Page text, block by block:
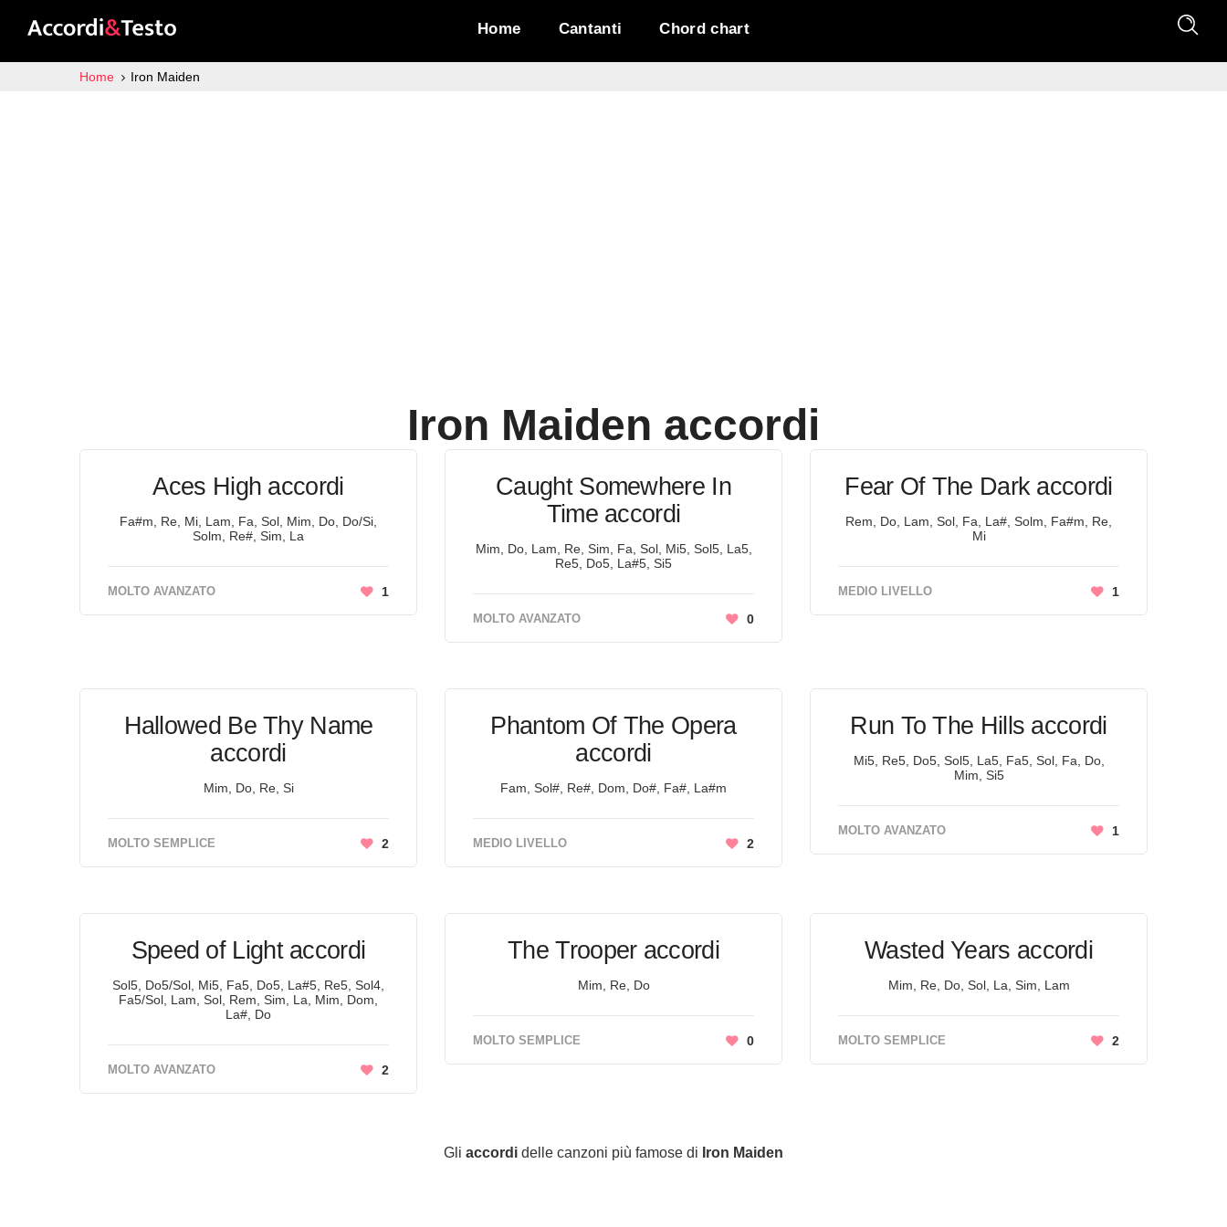
Home Cantanti Chord chart
Home Iron Maiden
Iron Maiden accordi
Aces High accordi
Fa#m, Re, Mi, Lam, Fa, Sol, Mim, Do, Do/Si,
Solm, Re#, Sim, La
MOLTO AVANZATO 1
Caught Somewhere In
Time accordi
Mim, Do, Lam, Re, Sim, Fa, Sol, Mi5, Sol5, La5,
Re5, Do5, La#5, Si5
MOLTO AVANZATO 0
Fear Of The Dark accordi
Rem, Do, Lam, Sol, Fa, La#, Solm, Fa#m, Re,
Mi
MEDIO LIVELLO 1
Hallowed Be Thy Name
accordi
Mim, Do, Re, Si
MOLTO SEMPLICE 2
Phantom Of The Opera
accordi
Fam, Sol#, Re#, Dom, Do#, Fa#, La#m
MEDIO LIVELLO 2
Run To The Hills accordi
Mi5, Re5, Do5, Sol5, La5, Fa5, Sol, Fa, Do,
Mim, Si5
MOLTO AVANZATO 1
Speed of Light accordi
Sol5, Do5/Sol, Mi5, Fa5, Do5, La#5, Re5, Sol4,
Fa5/Sol, Lam, Sol, Rem, Sim, La, Mim, Dom,
La#, Do
MOLTO AVANZATO 2
The Trooper accordi
Mim, Re, Do
MOLTO SEMPLICE 0
Wasted Years accordi
Mim, Re, Do, Sol, La, Sim, Lam
MOLTO SEMPLICE 2
Gli accordi delle canzoni più famose di Iron Maiden